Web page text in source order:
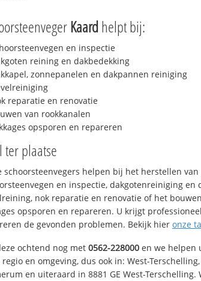
Kaardhelpt bij:
en inspectie
reining en dakbedekking
zonnepanelen en dakpannen reiniging
reparatie en renovatie
van rookkanalen
opsporen en repareren
ter plaatse
schoorsteenvegers helpen bij het herstellen van
en inspectie, dakgotenreiniging en
nok reparatie en renovatie of het
opsporen en repareren. U krijgt
de gevonden problemen. Bekijk hier onze
ochtend nog met 0562-228000 en we helpen
regio en omgeving, dus ook in: West-
en uiteraard in 8881 GE West-Terschelling.